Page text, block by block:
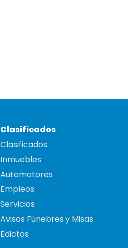
Clasificados
Clasificados
Inmuebles
Automotores
Empleos
Servicios
Avisos Fúnebres y Misas
Edictos